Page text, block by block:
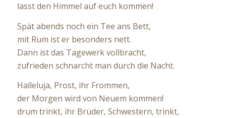
lasst den Himmel auf euch kommen!
Spät abends noch ein Tee ans Bett,
mit Rum ist er besonders nett.
Dann ist das Tagewerk vollbracht,
zufrieden schnarcht man durch die Nacht.
Halleluja, Prost, ihr Frommen,
der Morgen wird von Neuem kommen!
drum trinkt, ihr Brüder, Schwestern, trinkt,